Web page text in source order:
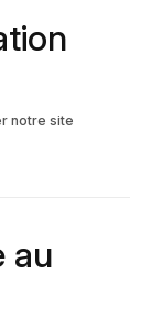
au
notre site